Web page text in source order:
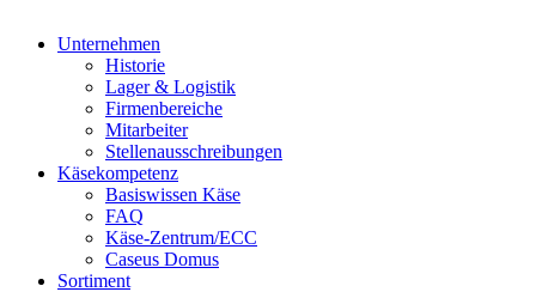
Unternehmen
Historie
Lager & Logistik
Firmenbereiche
Mitarbeiter
Stellenausschreibungen
Käsekompetenz
Basiswissen Käse
FAQ
Käse-Zentrum/ECC
Caseus Domus
Sortiment